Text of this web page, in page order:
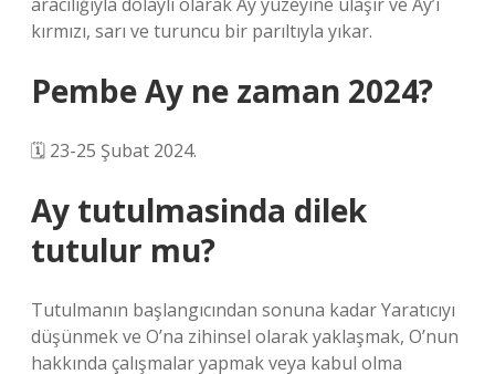
kırmızı, sarı ve turuncu bir parıltıyla yıkar.
Pembe Ay ne zaman 2024?
🗓 23-25 ​​​​Şubat 2024.
Ay tutulmasinda dilek
tutulur mu?
Tutulmanın başlangıcından sonuna kadar Yaratıcıyı
düşünmek ve O’na zihinsel olarak yaklaşmak, O’nun
hakkında çalışmalar yapmak veya kabul olma